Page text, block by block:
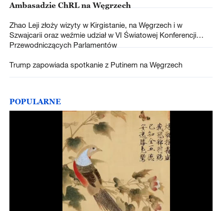
Ambasadzie ChRL na Węgrzech
Zhao Leji złoży wizyty w Kirgistanie, na Węgrzech i w
Szwajcarii oraz weźmie udział w VI Światowej Konferencji
Przewodniczących Parlamentów
Trump zapowiada spotkanie z Putinem na Węgrzech
POPULARNE